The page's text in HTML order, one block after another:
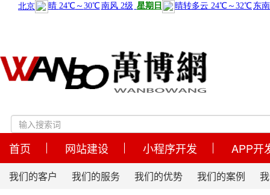
首页 网站建设 小程序开发 APP开
我们的客户 我们的服务 我们的优势 我们的案例